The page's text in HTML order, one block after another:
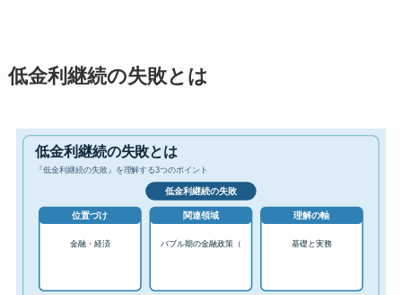
低金利継続の失敗とは